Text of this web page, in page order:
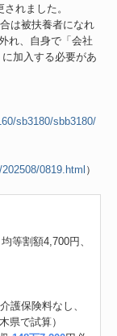
れました。
は被扶養者になれ
れ、自身で「会社
加入する必要があ
sb3180/sbb3180/
0819.html ）
等割額4,700円、
護保険料なし、
県で試算）